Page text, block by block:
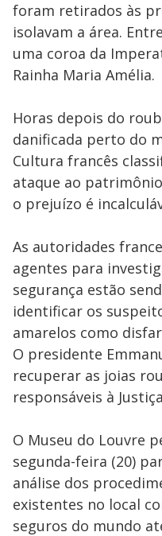
foram retirados às
isolavam a área.
uma coroa da
Rainha Maria Amélia.
Horas depois do
danificada perto do
Cultura francês
ataque ao
o prejuízo é
As autoridades
agentes para
segurança estão
identificar os
amarelos como
O presidente
recuperar as joias
responsáveis à
O Museu do Louvre
segunda-feira (20)
análise dos
existentes no local
seguros do mundo